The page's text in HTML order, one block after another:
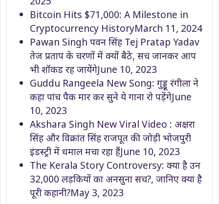
Bitcoin Hits $71,000: A Milestone in
Cryptocurrency HistoryMarch 11, 2024
Pawan Singh पवन सिंह Tej Pratap Yadav
तेज प्रताप के चरणों में क्यों बैठे, सच जानकर आप
भी शॉकड रह जायेंगेJune 10, 2023
Guddu Rangeela New Song: गुड्डू रंगीला ने
कहा पांच पैक मार कर सुने ये गाना रो पड़ेंगेJune
10, 2023
Akshara Singh New Viral Video : अक्षरा
सिंह और विक्रांत सिंह राजपूत की जोड़ी भोजपुरी
इंडस्ट्री में धमाल मचा रहा हैंJune 10, 2023
The Kerala Story Controversy: क्या है उन
32,000 लड़कियों का अनसुना सच?, जानिए क्या है
पूरी कहानी?May 3, 2023